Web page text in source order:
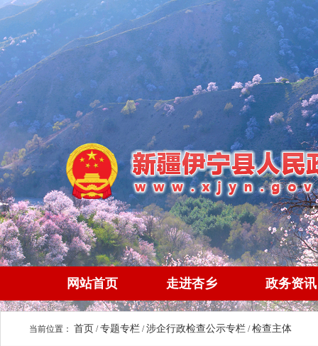
网站首页 走进杏乡 政务资讯
当前位置： 首页 /专题专栏 /涉企行政检查公示专栏 /检查主体